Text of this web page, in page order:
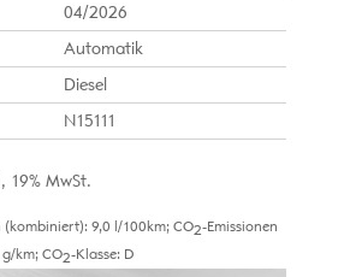
04/2026
Automatik
Diesel
N15111
19% MwSt.
(kombiniert): 9,0 l/100km; CO2-Emissionen
km; CO2-Klasse: D